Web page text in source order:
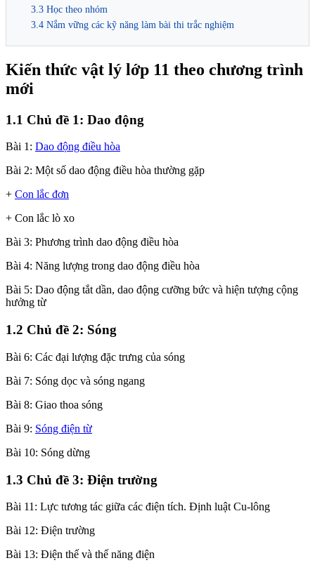
3.3 Học theo nhóm
3.4 Nắm vững các kỹ năng làm bài thi trắc nghiệm
Kiến thức vật lý lớp 11 theo chương trình
mới
1.1 Chủ đề 1: Dao động
Bài 1: Dao động điều hòa
Bài 2: Một số dao động điều hòa thường gặp
+ Con lắc đơn
+ Con lắc lò xo
Bài 3: Phương trình dao động điều hòa
Bài 4: Năng lượng trong dao động điều hòa
Bài 5: Dao động tắt dần, dao động cưỡng bức và hiện tượng cộng
hưởng từ
1.2 Chủ đề 2: Sóng
Bài 6: Các đại lượng đặc trưng của sóng
Bài 7: Sóng dọc và sóng ngang
Bài 8: Giao thoa sóng
Bài 9: Sóng điện từ
Bài 10: Sóng dừng
1.3 Chủ đề 3: Điện trường
Bài 11: Lực tương tác giữa các điện tích. Định luật Cu-lông
Bài 12: Điện trường
Bài 13: Điện thế và thế năng điện